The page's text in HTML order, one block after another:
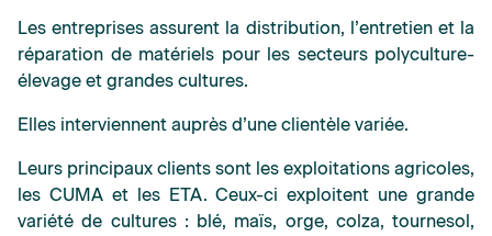
Les entreprises assurent la distribution, l’entretien et la
réparation de matériels pour les secteurs polyculture-
élevage et grandes cultures.
Elles interviennent auprès d’une clientèle variée.
Leurs principaux clients sont les exploitations agricoles,
les CUMA et les ETA. Ceux-ci exploitent une grande
variété de cultures : blé, maïs, orge, colza, tournesol,